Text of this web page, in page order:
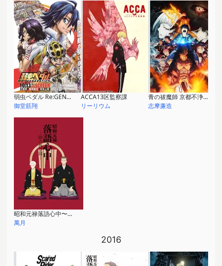
弱虫ペダル Re:GENERATION
御堂筋翔
ACCA13区監察課
リーリウム
青の祓魔師 京都不浄王篇
志摩廉造
昭和元禄落語心中〜助六再び篇〜
萬月
2016